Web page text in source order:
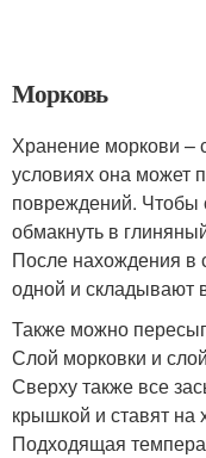
Морковь
Хранение моркови –
условиях она может
повреждений. Чтобы
обмакнуть в
После нахождения
одной и складывают
Также можно
Слой морковки и
Сверху также все
крышкой и ставят на
Подходящая